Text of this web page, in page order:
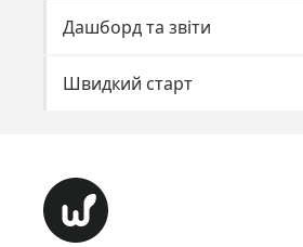
Дашборд та звіти
Швидкий старт